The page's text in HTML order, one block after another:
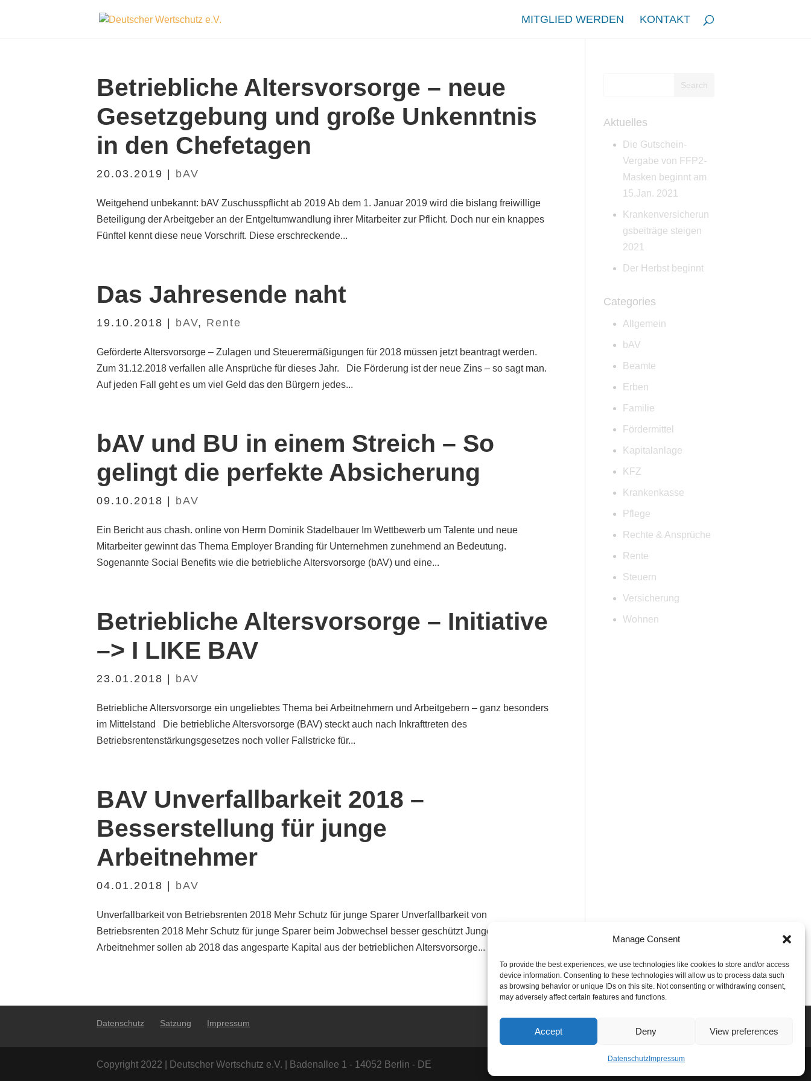
Manage Consent
To provide the best experiences, we use technologies like cookies to store and/or access
device information. Consenting to these technologies will allow us to process data such
as browsing behavior or unique IDs on this site. Not consenting or withdrawing consent,
may adversely affect certain features and functions.
Accept Deny View preferences
DatenschutzImpressum
MITGLIED WERDEN KONTAKT
Betriebliche Altersvorsorge – neue
Gesetzgebung und große Unkenntnis
in den Chefetagen
20.03.2019 bAV
Weitgehend unbekannt: bAV Zuschusspflicht ab 2019 Ab dem 1. Januar 2019 wird die bislang freiwillige
Beteiligung der Arbeitgeber an der Entgeltumwandlung ihrer Mitarbeiter zur Pflicht. Doch nur ein knappes
Fünftel kennt diese neue Vorschrift. Diese erschreckende...
Das Jahresende naht
19.10.2018 bAV, Rente
Geförderte Altersvorsorge – Zulagen und Steuerermäßigungen für 2018 müssen jetzt beantragt werden.
Zum 31.12.2018 verfallen alle Ansprüche für dieses Jahr. Die Förderung ist der neue Zins – so sagt man.
Auf jeden Fall geht es um viel Geld das den Bürgern jedes...
bAV und BU in einem Streich – So
gelingt die perfekte Absicherung
09.10.2018 bAV
Ein Bericht aus chash. online von Herrn Dominik Stadelbauer Im Wettbewerb um Talente und neue
Mitarbeiter gewinnt das Thema Employer Branding für Unternehmen zunehmend an Bedeutung.
Sogenannte Social Benefits wie die betriebliche Altersvorsorge (bAV) und eine...
Betriebliche Altersvorsorge – Initiative
–> I LIKE BAV
23.01.2018 bAV
Betriebliche Altersvorsorge ein ungeliebtes Thema bei Arbeitnehmern und Arbeitgebern – ganz besonders
im Mittelstand Die betriebliche Altersvorsorge (BAV) steckt auch nach Inkrafttreten des
Betriebsrentenstärkungsgesetzes noch voller Fallstricke für...
BAV Unverfallbarkeit 2018 –
Besserstellung für junge
Arbeitnehmer
04.01.2018 bAV
Unverfallbarkeit von Betriebsrenten 2018 Mehr Schutz für junge Sparer Unverfallbarkeit von
Betriebsrenten 2018 Mehr Schutz für junge Sparer beim Jobwechsel besser geschützt Junge
Arbeitnehmer sollen ab 2018 das angesparte Kapital aus der betrieblichen Altersvorsorge...
Aktuelles
Die Gutschein-
Vergabe von FFP2-
Masken beginnt am
15.Jan. 2021
Krankenversicherun
gsbeiträge steigen
2021
Der Herbst beginnt
Categories
Allgemein
bAV
Beamte
Erben
Familie
Fördermittel
Kapitalanlage
KFZ
Krankenkasse
Pflege
Rechte & Ansprüche
Rente
Steuern
Versicherung
Wohnen
Datenschutz Satzung Impressum
Copyright 2022 | Deutscher Wertschutz e.V. | Badenallee 1 - 14052 Berlin - DE